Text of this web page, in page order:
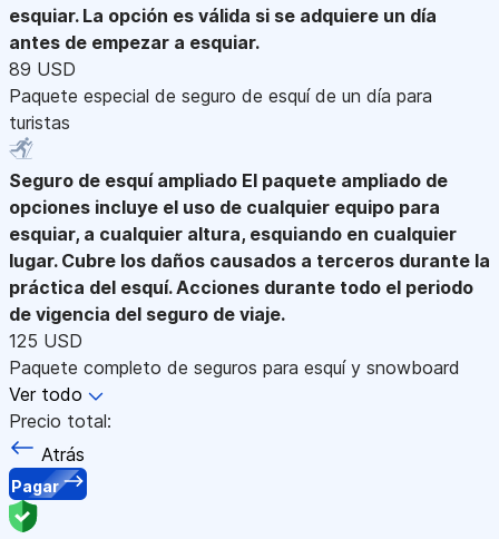
esquiar. La opción es válida si se adquiere un día
antes de empezar a esquiar.
89 USD
Paquete especial de seguro de esquí de un día para
turistas
Seguro de esquí ampliado El paquete ampliado de
opciones incluye el uso de cualquier equipo para
esquiar, a cualquier altura, esquiando en cualquier
lugar. Cubre los daños causados a terceros durante la
práctica del esquí. Acciones durante todo el periodo
de vigencia del seguro de viaje.
125 USD
Paquete completo de seguros para esquí y snowboard
Ver todo
Precio total:
Atrás
Pagar